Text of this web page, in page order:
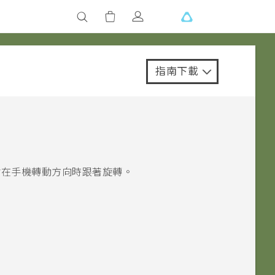
指南下載
手機轉動方向時跟著旋轉。